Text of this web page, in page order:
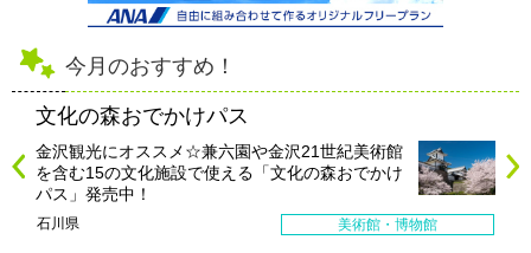
今月のおすすめ！
文化の森おでかけパス
金沢観光にオススメ☆兼六園や金沢21世紀美術館
を含む15の文化施設で使える「文化の森おでかけ
パス」発売中！
石川県 美術館・博物館